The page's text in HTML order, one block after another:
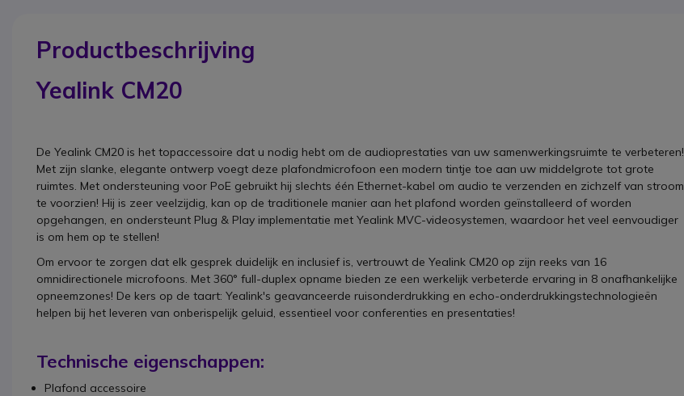
Productbeschrijving
Yealink CM20
De Yealink CM20 is het topaccessoire dat u nodig hebt om de audioprestaties van uw samenwerkingsruimte te verbeteren!
Met zijn slanke, elegante ontwerp voegt deze plafondmicrofoon een modern tintje toe aan uw middelgrote tot grote
ruimtes. Met ondersteuning voor PoE gebruikt hij slechts één Ethernet-kabel om audio te verzenden en zichzelf van stroom
te voorzien! Hij is zeer veelzijdig, kan op de traditionele manier aan het plafond worden geïnstalleerd of worden
opgehangen, en ondersteunt Plug & Play implementatie met Yealink MVC-videosystemen, waardoor het veel eenvoudiger
is om hem op te stellen!
Om ervoor te zorgen dat elk gesprek duidelijk en inclusief is, vertrouwt de Yealink CM20 op zijn reeks van 16
omnidirectionele microfoons. Met 360° full-duplex opname bieden ze een werkelijk verbeterde ervaring in 8 onafhankelijke
opneemzones! De kers op de taart: Yealink's geavanceerde ruisonderdrukking en echo-onderdrukkingstechnologieën
helpen bij het leveren van onberispelijk geluid, essentieel voor conferenties en presentaties!
Technische eigenschappen:
Plafond accessoire